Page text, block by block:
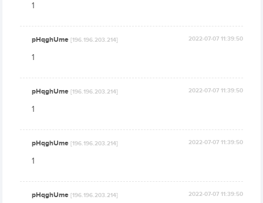
1
pHqghUme[196.196.203.214] 2022-07-07 11:39:50
1
pHqghUme[196.196.203.214] 2022-07-07 11:39:50
1
pHqghUme[196.196.203.214] 2022-07-07 11:39:50
1
pHqghUme[196.196.203.214] 2022-07-07 11:39:50